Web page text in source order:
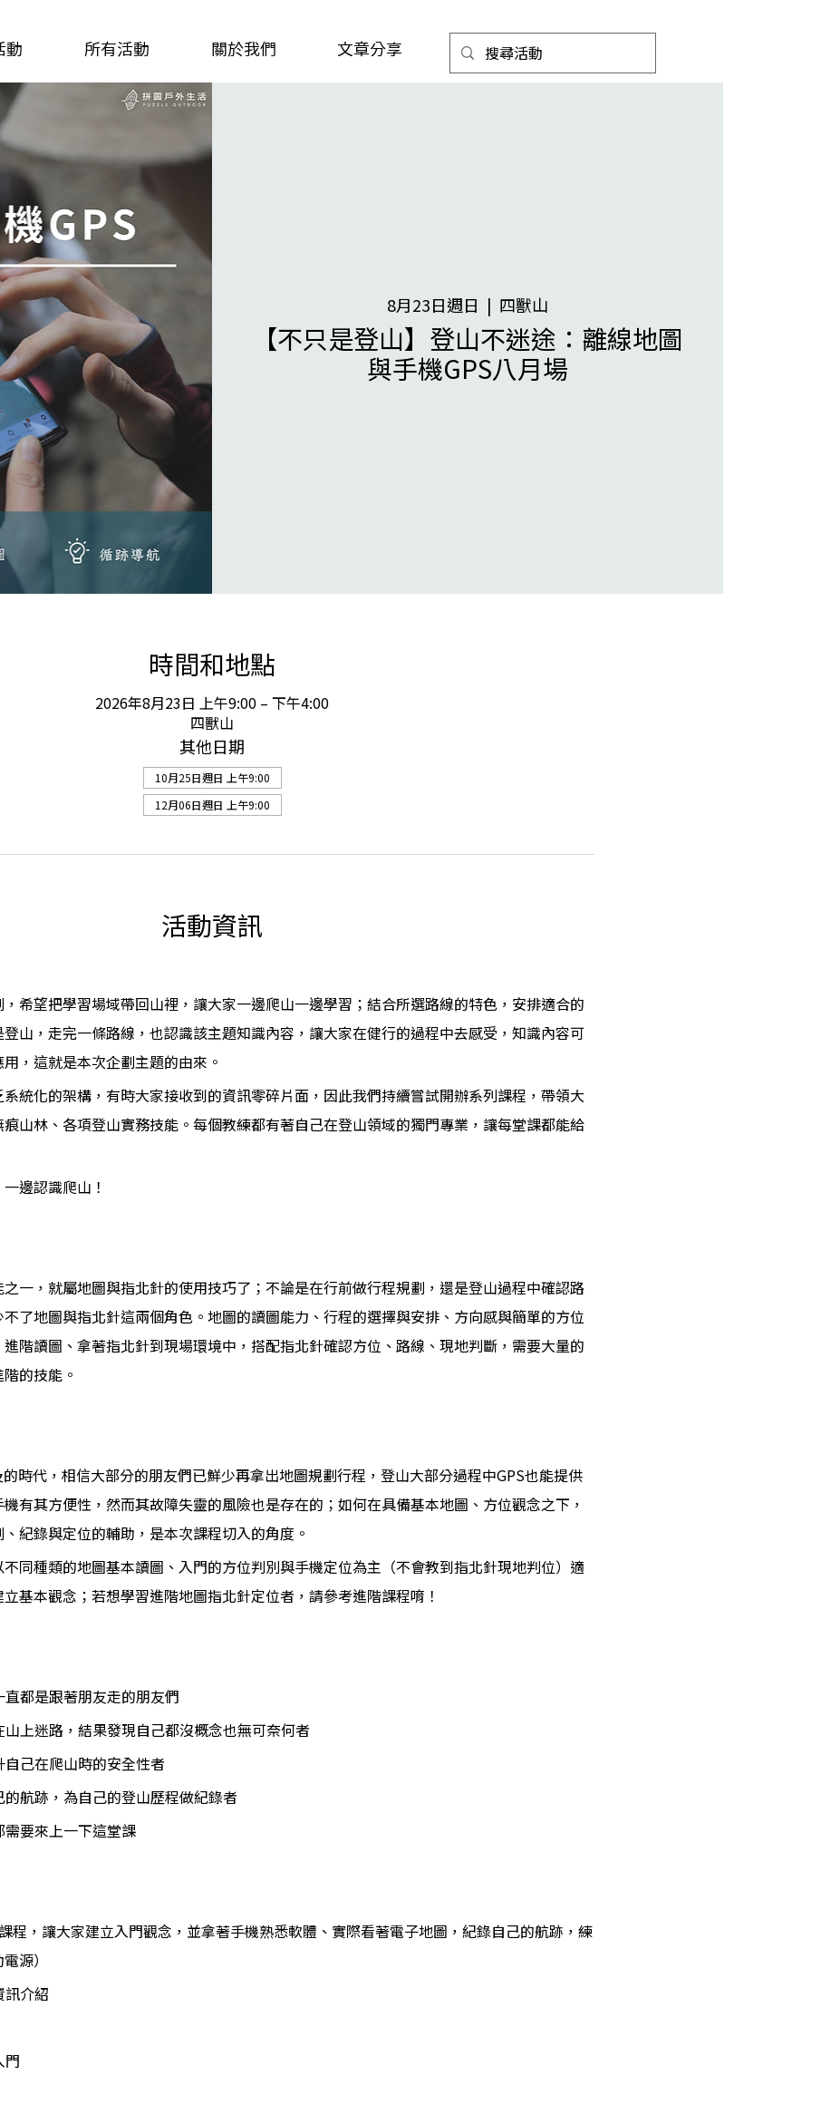
動 所有活動 關於我們 文章分享
8月23日週日 四獸山
【不只是登山】登山不迷途：離線地圖
與手機GPS八月場
時間和地點
2026年8月23日 上午9:00 – 下午4:00
四獸山
其他日期
10月25日週日 上午9:00
12月06日週日 上午9:00
活動資訊
希望把學習場域帶回山裡，讓大家一邊爬山一邊學習；結合所選路線的特色，安排適合的
山，走完一條路線，也認識該主題知識內容，讓大家在健行的過程中去感受，知識內容可
，這就是本次企劃主題的由來。
統化的架構，有時大家接收到的資訊零碎片面，因此我們持續嘗試開辦系列課程，帶領大
山林、各項登山實務技能。每個教練都有著自己在登山領域的獨門專業，讓每堂課都能給
邊認識爬山！
一，就屬地圖與指北針的使用技巧了；不論是在行前做行程規劃，還是登山過程中確認路
了地圖與指北針這兩個角色。地圖的讀圖能力、行程的選擇與安排、方向感與簡單的方位
階讀圖、拿著指北針到現場環境中，搭配指北針確認方位、路線、現地判斷，需要大量的
的技能。
時代，相信大部分的朋友們已鮮少再拿出地圖規劃行程，登山大部分過程中GPS也能提供
有其方便性，然而其故障失靈的風險也是存在的；如何在具備基本地圖、方位觀念之下，
紀錄與定位的輔助，是本次課程切入的角度。
同種類的地圖基本讀圖、入門的方位判別與手機定位為主（不會教到指北針現地判位）適
基本觀念；若想學習進階地圖指北針定位者，請參考進階課程唷！
都是跟著朋友走的朋友們
上迷路，結果發現自己都沒概念也無可奈何者
己在爬山時的安全性者
航跡，為自己的登山歷程做紀錄者
需要來上一下這堂課
程，讓大家建立入門觀念，並拿著手機熟悉軟體、實際看著電子地圖，紀錄自己的航跡，練
源）
訊介紹
門